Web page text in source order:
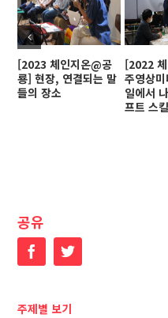
[2023 체인지온@공
룡] 현장, 연결되는 말
들의 장소
[2022
주영상
일에서
프트 스
공유
FacebookTwitter
주제별 보기